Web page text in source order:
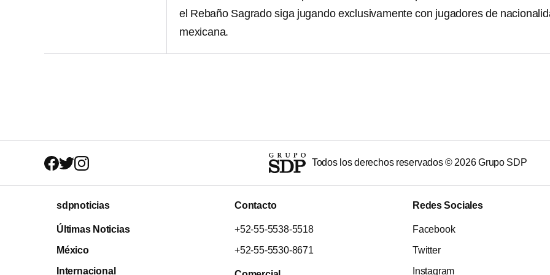
el Rebaño Sagrado siga jugando exclusivamente con jugadores de
mexicana.
Todos los derechos reservados ©2026Grupo SDP
sdpnoticias
Últimas Noticias
México
Internacional
Contacto
+52-55-5538-5518
+52-55-5530-8671
Redes Sociales
Facebook
Twitter
Instagram